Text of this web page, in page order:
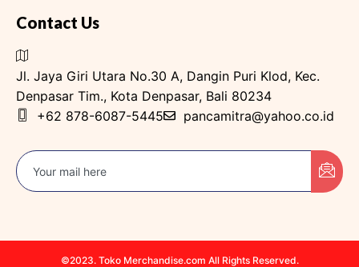
Contact Us
Jl. Jaya Giri Utara No.30 A, Dangin Puri Klod, Kec.
Denpasar Tim., Kota Denpasar, Bali 80234
+62 878-6087-5445
pancamitra@yahoo.co.id
©2023. Toko Merchandise.com All Rights Reserved.